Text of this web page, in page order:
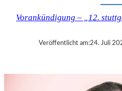
Vorankündigung – „12.
Veröffentlicht am:24. Juli